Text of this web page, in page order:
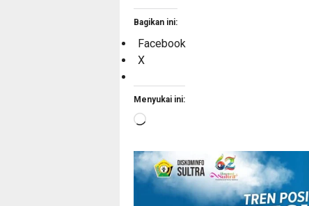
Bagikan ini:
Facebook
X
Menyukai ini:
Memuat...